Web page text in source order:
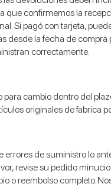
que confirmemos la
Si pagó con tarjeta,
desde la fecha de
correctamente.
para cambio dentro del
originales de fabrica
de suministro lo
revise su pedido
o reembolso completo.